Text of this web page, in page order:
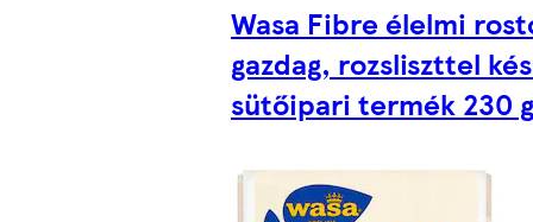
Wasa Fibre élelmi
gazdag, rozsliszttel
sütőipari termék 230 g